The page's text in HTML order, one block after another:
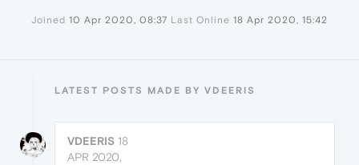
Joined 10 Apr 2020, 08:37 Last Online 18 Apr 2020, 15:42
LATEST POSTS MADE BY VDEERIS
VDEERIS 18
APR 2020,